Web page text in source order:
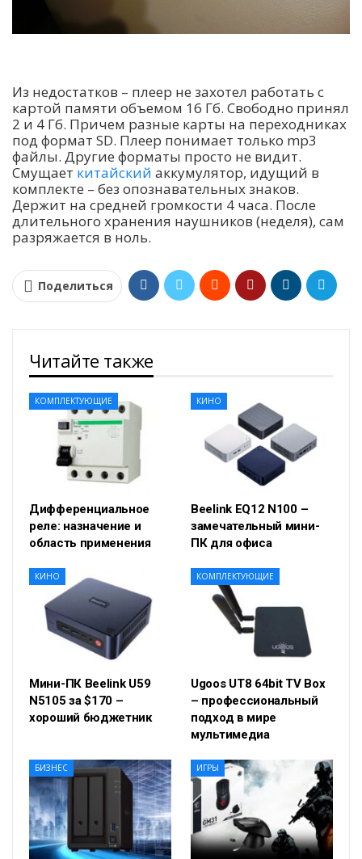
Из недостатков – плеер не захотел работать с
картой памяти объемом 16 Гб. Свободно принял
2 и 4 Гб. Причем разные карты на переходниках
под формат SD. Плеер понимает только mp3
файлы. Другие форматы просто не видит.
Смущает китайский аккумулятор, идущий в
комплекте – без опознавательных знаков.
Держит на средней громкости 4 часа. После
длительного хранения наушников (неделя), сам
разряжается в ноль.
Поделиться
Читайте также
КОМПЛЕКТУЮЩИЕ
Дифференциальное
реле: назначение и
область применения
КИНО
Beelink EQ12 N100 –
замечательный мини-
ПК для офиса
КИНО
Мини-ПК Beelink U59
N5105 за $170 –
хороший бюджетник
КОМПЛЕКТУЮЩИЕ
Ugoos UT8 64bit TV Box
– профессиональный
подход в мире
мультимедиа
БИЗНЕС ИГРЫ